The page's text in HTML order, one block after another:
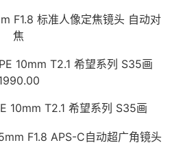
F1.8 标准人像定焦镜头 自动对
焦
10mm T2.1 希望系列 S35画